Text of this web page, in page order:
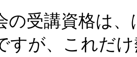
の受講資格は
すが、これだ